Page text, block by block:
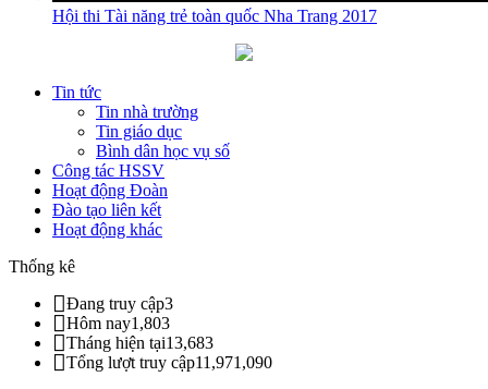
Hội thi Tài năng trẻ toàn quốc Nha Trang 2017
Tin tức
Tin nhà trường
Tin giáo dục
Bình dân học vụ số
Công tác HSSV
Hoạt động Đoàn
Đào tạo liên kết
Hoạt động khác
Thống kê
Đang truy cập3
Hôm nay1,803
Tháng hiện tại13,683
Tổng lượt truy cập11,971,090